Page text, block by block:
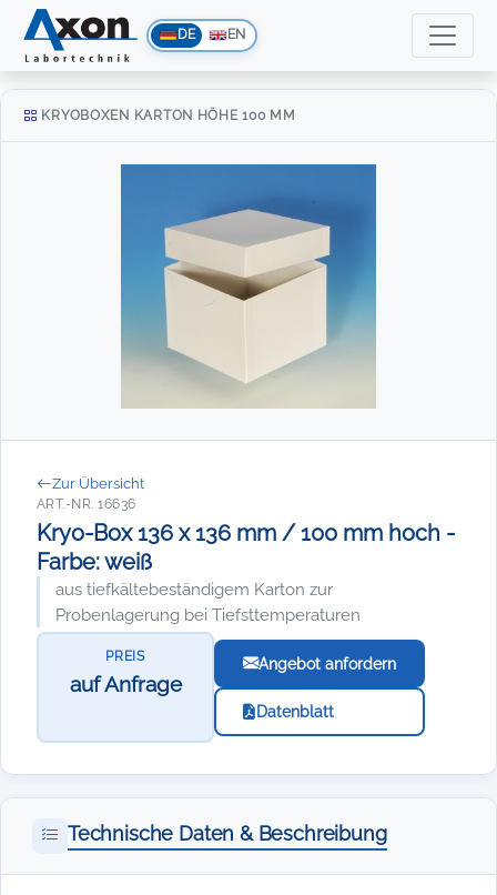
DE EN
KRYOBOXEN KARTON HÖHE 100 MM
Zur Übersicht
ART.-NR. 16636
Kryo-Box 136 x 136 mm / 100 mm hoch -
Farbe: weiß
aus tiefkältebeständigem Karton zur
Probenlagerung bei Tiefsttemperaturen
PREIS
auf Anfrage
Angebot anfordern
Datenblatt
Technische Daten & Beschreibung